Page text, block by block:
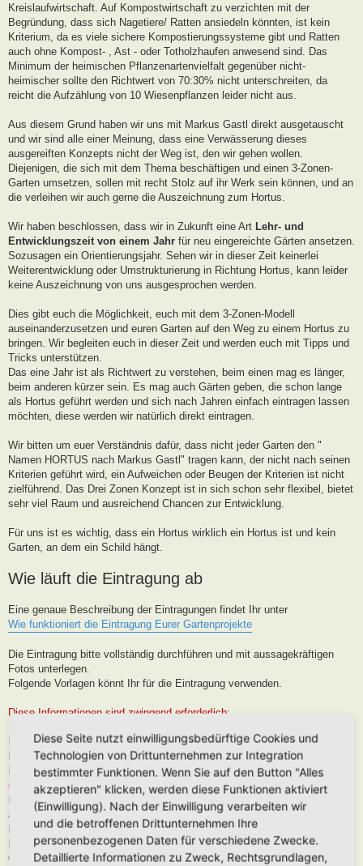
Kreislaufwirtschaft. Auf Kompostwirtschaft zu verzichten mit der
Begründung, dass sich Nagetiere/ Ratten ansiedeln könnten, ist kein
Kriterium, da es viele sichere Kompostierungssysteme gibt und Ratten
auch ohne Kompost- , Ast - oder Totholzhaufen anwesend sind. Das
Minimum der heimischen Pflanzenartenvielfalt gegenüber nicht-
heimischer sollte den Richtwert von 70:30% nicht unterschreiten, da
reicht die Aufzählung von 10 Wiesenpflanzen leider nicht aus.
Aus diesem Grund haben wir uns mit Markus Gastl direkt ausgetauscht
und wir sind alle einer Meinung, dass eine Verwässerung dieses
ausgereiften Konzepts nicht der Weg ist, den wir gehen wollen.
Diejenigen, die sich mit dem Thema beschäftigen und einen 3-Zonen-
Garten umsetzen, sollen mit recht Stolz auf ihr Werk sein können, und an
die verleihen wir auch gerne die Auszeichnung zum Hortus.
Wir haben beschlossen, dass wir in Zukunft eine Art Lehr- und
Entwicklungszeit von einem Jahr für neu eingereichte Gärten ansetzen.
Sozusagen ein Orientierungsjahr. Sehen wir in dieser Zeit keinerlei
Weiterentwicklung oder Umstrukturierung in Richtung Hortus, kann leider
keine Auszeichnung von uns ausgesprochen werden.
Dies gibt euch die Möglichkeit, euch mit dem 3-Zonen-Modell
auseinanderzusetzen und euren Garten auf den Weg zu einem Hortus zu
bringen. Wir begleiten euch in dieser Zeit und werden euch mit Tipps und
Tricks unterstützen.
Das eine Jahr ist als Richtwert zu verstehen, beim einen mag es länger,
beim anderen kürzer sein. Es mag auch Gärten geben, die schon lange
als Hortus geführt werden und sich nach Jahren einfach eintragen lassen
möchten, diese werden wir natürlich direkt eintragen.
Wir bitten um euer Verständnis dafür, dass nicht jeder Garten den "
Namen HORTUS nach Markus Gastl" tragen kann, der nicht nach seinen
Kriterien geführt wird, ein Aufweichen oder Beugen der Kriterien ist nicht
zielführend. Das Drei Zonen Konzept ist in sich schon sehr flexibel, bietet
sehr viel Raum und ausreichend Chancen zur Entwicklung.
Für uns ist es wichtig, dass ein Hortus wirklich ein Hortus ist und kein
Garten, an dem ein Schild hängt.
Wie läuft die Eintragung ab
Eine genaue Beschreibung der Eintragungen findet Ihr unter
Wie funktioniert die Eintragung Eurer Gartenprojekte
Die Eintragung bitte vollständig durchführen und mit aussagekräftigen
Fotos unterlegen.
Folgende Vorlagen könnt Ihr für die Eintragung verwenden.
Diese Informationen sind zwingend erforderlich:
Hortus-Name:
Bedeutung des Hortus-Namens:
Dein Name:(Muss kein Realnamen sein, kann auch Euer Forenname
sein)
Postleitzahl (oder franz. Region):Brauche ich für die Karteneintrag, wird
aber nur in der Nähe, niemals Punktgenau platziert
Hortus-Ort:wie PLZ
Hortus-Land:
Größe in m2:
Diese Seite nutzt einwilligungsbedürftige Cookies und
Technologien von Drittunternehmen zur Integration
bestimmter Funktionen. Wenn Sie auf den Button "Alles
akzeptieren" klicken, werden diese Funktionen aktiviert
(Einwilligung). Nach der Einwilligung verarbeiten wir
und die betroffenen Drittunternehmen Ihre
personenbezogenen Daten für verschiedene Zwecke.
Detaillierte Informationen zu Zweck, Rechtsgrundlagen,